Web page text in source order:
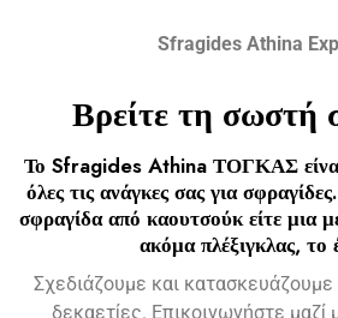
Sfragides Athina
Βρείτε τη σωστή
Το Sfragides Athina ΤΟΓΚΑΣ
όλες τις ανάγκες σας γιασφραγίδες
σφραγίδααπό καουτσούκ είτε μια
ακόμα πλέξιγκλας, το
Σχεδιάζουμε και κατασκευάζουμε
δεκαετίες. Επικοινωνήστε μαζί